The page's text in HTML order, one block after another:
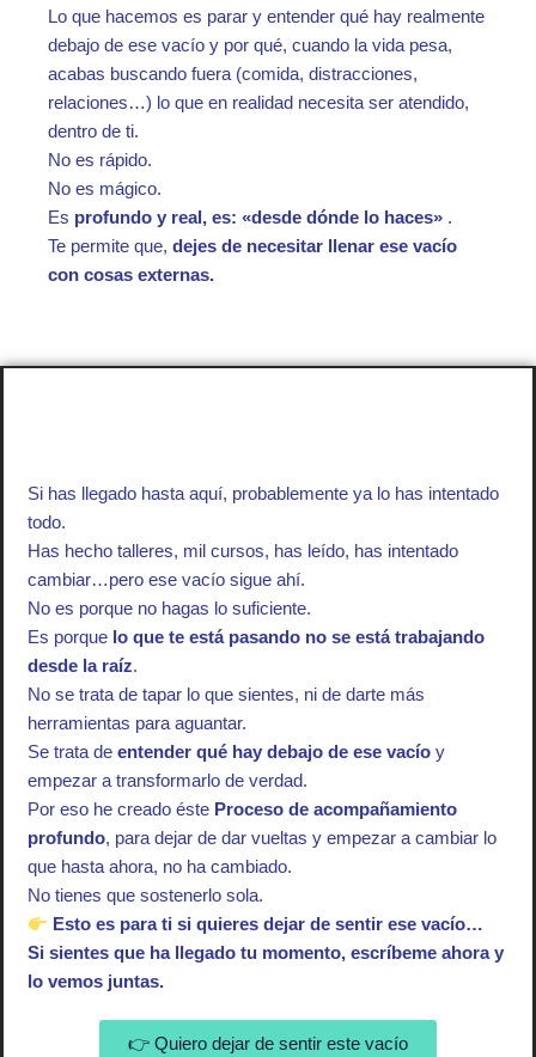
Lo que hacemos es parar y entender qué hay realmente
debajo de ese vacío y por qué, cuando la vida pesa,
acabas buscando fuera (comida, distracciones,
relaciones…) lo que en realidad necesita ser atendido,
dentro de ti.
No es rápido.
No es mágico.
Es profundo y real, es: «desde dónde lo haces» .
Te permite que, dejes de necesitar llenar ese vacío
con cosas externas.
Si has llegado hasta aquí, probablemente ya lo has intentado
todo.
Has hecho talleres, mil cursos, has leído, has intentado
cambiar…pero ese vacío sigue ahí.
No es porque no hagas lo suficiente.
Es porque lo que te está pasando no se está trabajando
desde la raíz.
No se trata de tapar lo que sientes, ni de darte más
herramientas para aguantar.
Se trata de entender qué hay debajo de ese vacío y
empezar a transformarlo de verdad.
Por eso he creado éste Proceso de acompañamiento
profundo, para dejar de dar vueltas y empezar a cambiar lo
que hasta ahora, no ha cambiado.
No tienes que sostenerlo sola.
Esto es para ti si quieres dejar de sentir ese vacío…
Si sientes que ha llegado tu momento, escríbeme ahora y
lo vemos juntas.
👉 Quiero dejar de sentir este vacío